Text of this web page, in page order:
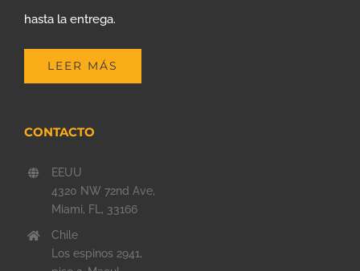
hasta la entrega.
LEER MÁS
CONTACTO
EEUU
4320 NW 72nd Ave,
Miami, FL, 33166
Chile
Los espinos 2941,